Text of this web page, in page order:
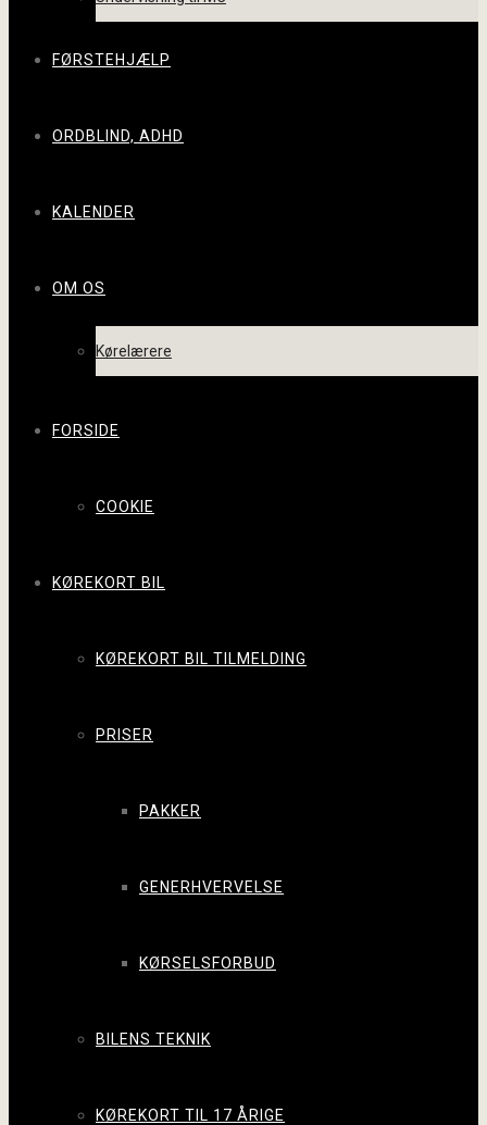
FØRSTEHJÆLP
ORDBLIND, ADHD
KALENDER
OM OS
Kørelærere
FORSIDE
COOKIE
KØREKORT BIL
KØREKORT BIL TILMELDING
PRISER
PAKKER
GENERHVERVELSE
KØRSELSFORBUD
BILENS TEKNIK
KØREKORT TIL 17 ÅRIGE